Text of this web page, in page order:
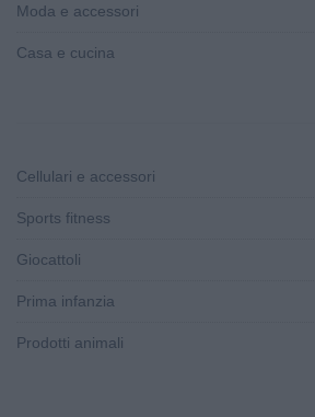
Moda e accessori
Casa e cucina
Cellulari e accessori
Sports fitness
Giocattoli
Prima infanzia
Prodotti animali